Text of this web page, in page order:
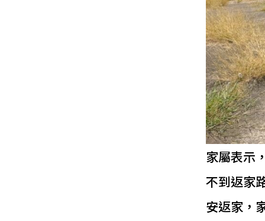
家屬表示
不到返家
安返家，